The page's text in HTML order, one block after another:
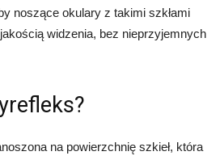
noszące okulary z takimi szkłami
widzenia, bez nieprzyjemnych
na powierzchnię szkieł, która